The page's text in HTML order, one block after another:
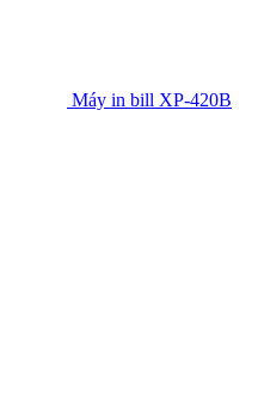
Máy in bill XP-420B